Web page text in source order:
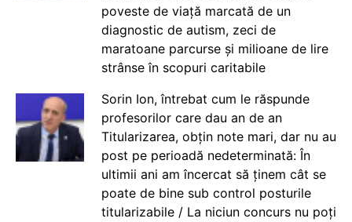
poveste de viață marcată de un
diagnostic de autism, zeci de
maratoane parcurse și milioane de lire
strânse în scopuri caritabile
Sorin Ion, întrebat cum le răspunde
profesorilor care dau an de an
Titularizarea, obțin note mari, dar nu au
post pe perioadă nedeterminată: În
ultimii ani am încercat să ținem cât se
poate de bine sub control posturile
titularizabile / La niciun concurs nu poți